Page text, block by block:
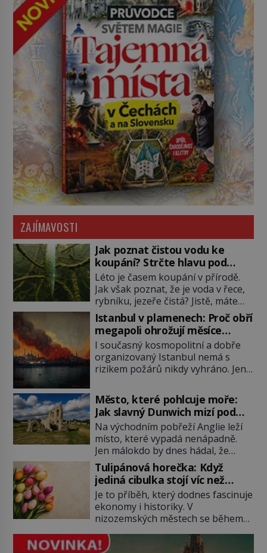
ZAJÍMAVOSTI
Jak poznat čistou vodu ke
koupání? Strčte hlavu pod
hladinu!
Léto je časem koupání v přírodě.
Jak však poznat, že je voda v řece,
rybníku, jezeře čistá? Jistě, máte
možnost využít informace
hygieniků či podrobit křížovému
výslechu provozovatele přírodního
koupaliště. Existuje ale ještě jiná
alternativa. Jaká? Podívat se pod
hladinu a zjistit, kdo si onu
dávno před vámi. Říká se jim
bioindikátory […]
Istanbul v plamenech: Proč obří
megapoli ohrožují měsíce
smaženého lilku?
I současný kosmopolitní a dobře
organizovaný Istanbul nemá s
rizikem požárů nikdy vyhráno. Jen
představit, jaká požární rizika
skrýval Istanbul časů minulých. Jak
čelilo město v minulosti potenciální
ohnivé katastrofě a proč jsou zde
stále tolik obávány měsíce
smaženého lilku? První hasičský
sbor se v Istanbulu objevuje v roce
1714 a […]
Město, které pohlcuje moře:
Jak slavný Dunwich mizí pod
hladinou
Na východním pobřeží Anglie leží
místo, které vypadá nenápadně.
Jen málokdo by dnes hádal, že
právě zde kdysi stojí jeden z
nejvýznamnějších anglických
přístavů. Středověký Dunwich
soupeří svým významem s
Londýnem, pyšní se kostely,
kláštery i rušnými tržišti. Pak se ale
příroda obrátí proti němu. Bouře,
mořská eroze a postupující pobřeží
Tulipánová horečka: Když
jediná cibulka stojí víc než
honosný dům
Je to příběh, který dodnes fascinuje
ekonomy i historiky. V
nizozemských městech se během
tulipánu mění v jednu z nejdražších